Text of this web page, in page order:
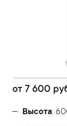
от 7 600
Высота: